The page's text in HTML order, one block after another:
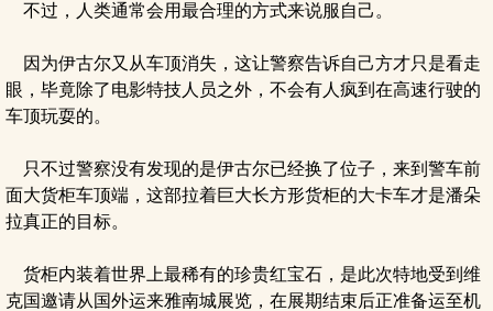
不过，人类通常会用最合理的方式来说服自己。
因为伊古尔又从车顶消失，这让警察告诉自己方才只是看走
眼，毕竟除了电影特技人员之外，不会有人疯到在高速行驶的
车顶玩耍的。
只不过警察没有发现的是伊古尔已经换了位子，来到警车前
面大货柜车顶端，这部拉着巨大长方形货柜的大卡车才是潘朵
拉真正的目标。
货柜内装着世界上最稀有的珍贵红宝石，是此次特地受到维
克国邀请从国外运来雅南城展览，在展期结束后正准备运至机